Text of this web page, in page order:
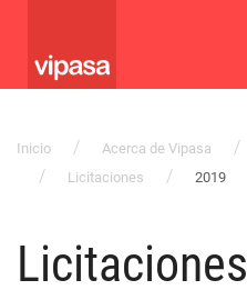
Inicio Acerca de Vipasa
Licitaciones
2019
Licitaciones